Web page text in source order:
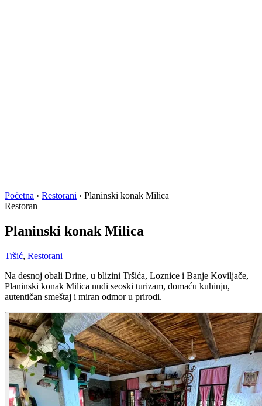
Početna › Restorani › Planinski konak Milica
Restoran
Planinski konak Milica
Tršić, Restorani
Na desnoj obali Drine, u blizini Tršića, Loznice i Banje Koviljače,
Planinski konak Milica nudi seoski turizam, domaću kuhinju,
autentičan smeštaj i miran odmor u prirodi.